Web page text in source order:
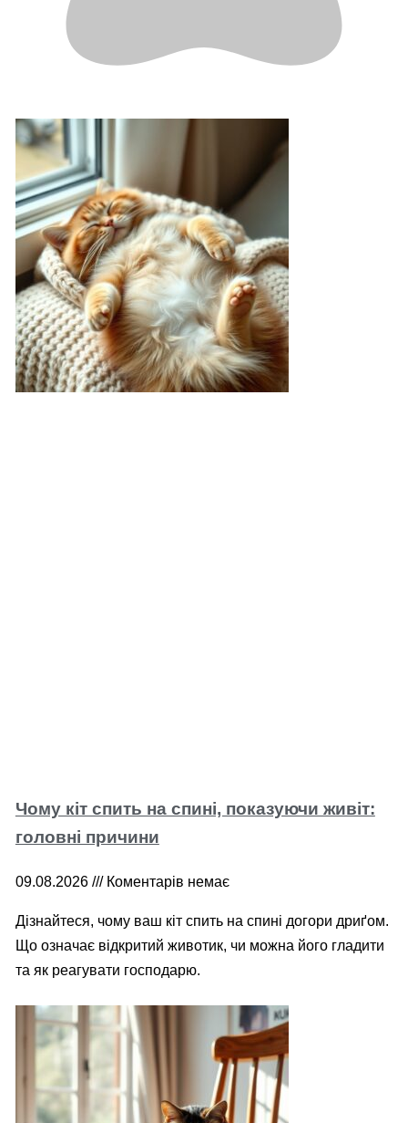
Чому кіт спить на спині, показуючи живіт:
головні причини
09.08.2026 Коментарів немає
Дізнайтеся, чому ваш кіт спить на спині догори дриґом.
Що означає відкритий животик, чи можна його гладити
та як реагувати господарю.